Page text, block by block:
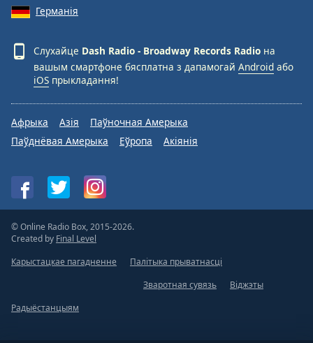
Style
Font
Done
Close
End
dialog
window.
Германія
Слухайце Dash Radio - Broadway Records Radio на
вашым смартфоне бясплатна з дапамогай Android або
iOS прыкладання!
Афрыка Азія
Паўночная Амерыка
Паўднёвая Амерыка
Еўропа Акіянія
© Online Radio Box, 2015-2026.
Created by Final Level
Карыстацкае пагадненне
Палітыка прыватнасці
Зваротная сувязь
Віджэты
Радыёстанцыям